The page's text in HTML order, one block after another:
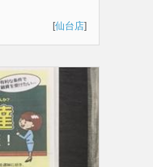
[仙台店]